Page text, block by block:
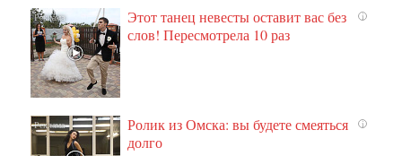
i
Этот танец невесты оставит вас без
слов! Пересмотрела 10 раз
i
Ролик из Омска: вы будете смеяться
долго